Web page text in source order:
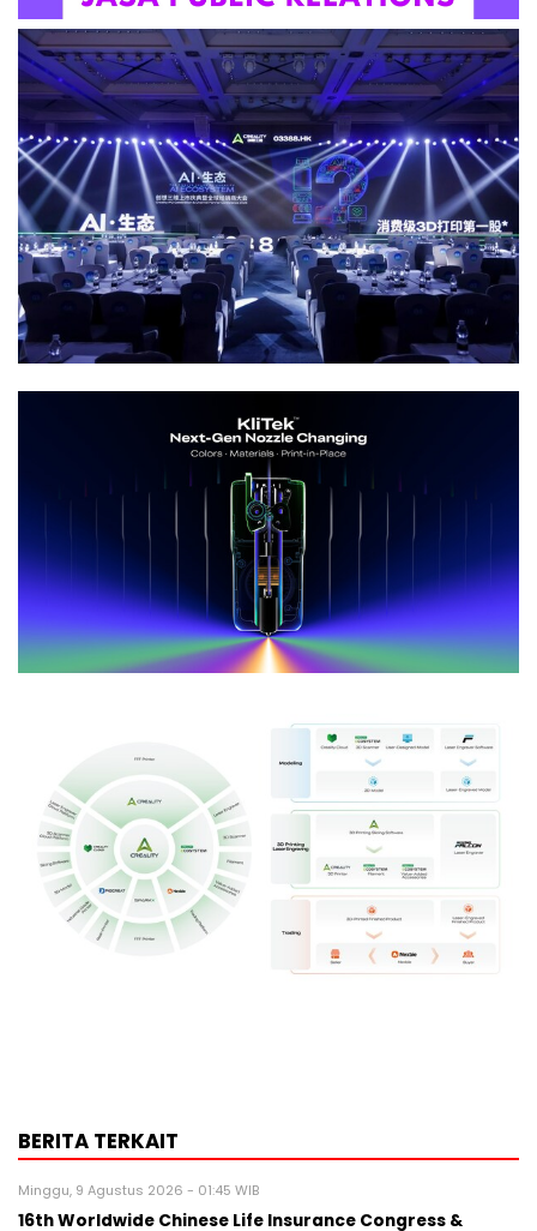
BERITA TERKAIT
Minggu, 9 Agustus 2026 - 01:45 WIB
16th Worldwide Chinese Life Insurance Congress &